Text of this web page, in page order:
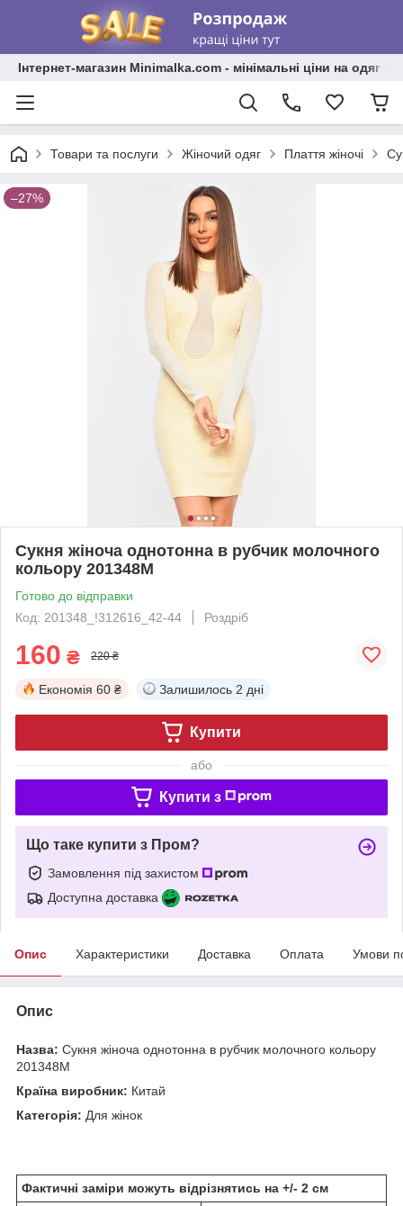
Інтернет-магазин Minimalka.com - мінімальні ціни на одяг
Товари та послуги Жіночий одяг Плаття жіночі
–27%
Сукня жіноча однотонна в рубчик молочного
кольору 201348M
Готово до відправки
Код: 201348_!312616_42-44
Роздріб
160 ₴ 220 ₴
Економія 60 ₴ Залишилось 2 дні
Купити
або
Купити з
Що таке купити з Пром?
Замовлення під захистом
Доступна доставка
Опис Характеристики Доставка Оплата Умови
Опис
Назва: Сукня жіноча однотонна в рубчик молочного кольору
201348M
Країна виробник: Китай
Категорія: Для жінок
Фактичні заміри можуть відрізнятись на +/- 2 см